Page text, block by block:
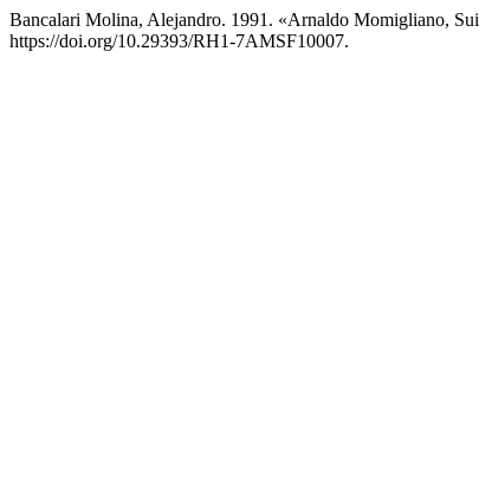
Bancalari Molina, Alejandro. 1991. «Arnaldo Momigliano,
https://doi.org/10.29393/RH1-7AMSF10007.